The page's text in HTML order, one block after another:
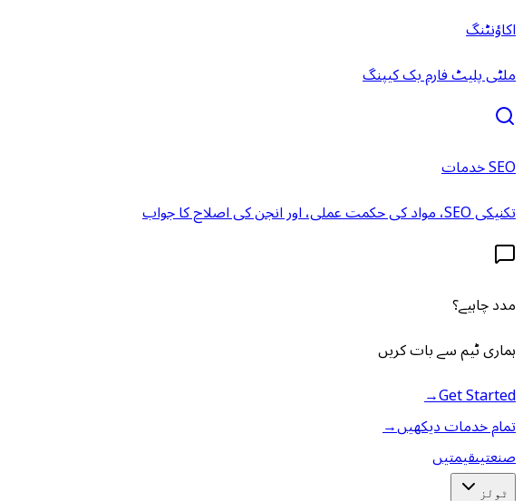
اکاؤنٹنگ
ملٹی پلیٹ فارم بک کیپنگ
SEO خدمات
تکنیکی SEO، مواد کی حکمت عملی، اور انجن کی اصلاح کا جواب
مدد چاہیے؟
ہماری ٹیم سے بات کریں
Get Started
→
تمام خدمات دیکھیں→
صنعتیںقیمتیں
ٹولز